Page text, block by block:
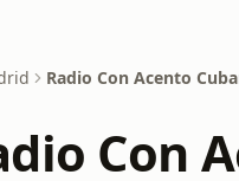
Radio Con Acento
Con